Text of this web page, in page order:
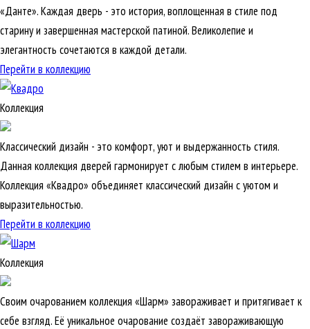
«Данте». Каждая дверь - это история, воплощенная в стиле под
старину и завершенная мастерской патиной. Великолепие и
элегантность сочетаются в каждой детали.
Перейти в коллекцию
Коллекция
Классический дизайн - это комфорт, уют и выдержанность стиля.
Данная коллекция дверей гармонирует с любым стилем в интерьере.
Коллекция «Квадро» объединяет классический дизайн с уютом и
выразительностью.
Перейти в коллекцию
Коллекция
Своим очарованием коллекция «Шарм» завораживает и притягивает к
себе взгляд. Её уникальное очарование создаёт завораживающую